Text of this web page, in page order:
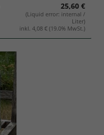
25,60 €
(Liquid error: internal /
Liter)
inkl. 4,08 € (19.0% MwSt.)